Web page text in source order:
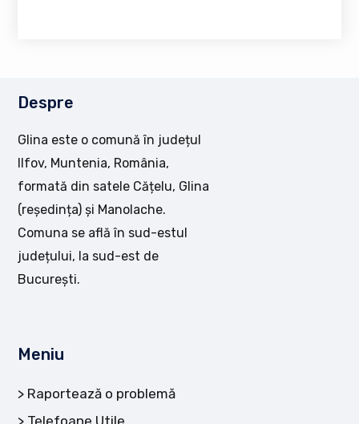
Despre
Glina este o comună în județul
Ilfov, Muntenia, România,
formată din satele Cățelu, Glina
(reședința) și Manolache.
Comuna se află în sud-estul
județului, la sud-est de
București.
Meniu
Raportează o problemă
Telefoane Utile